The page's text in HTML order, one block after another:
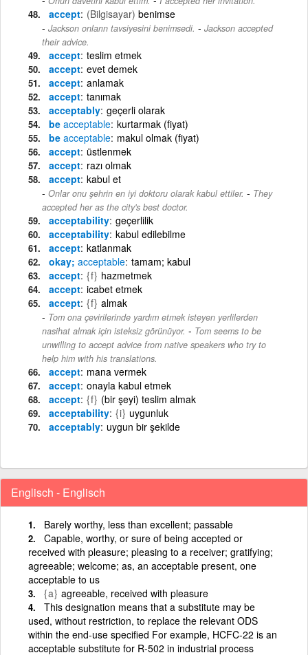
accept (Bilgisayar) benimse
Jackson onların tavsiyesini benimsedi. - Jackson accepted
their advice.
accept teslim etmek
accept evet demek
accept anlamak
accept tanımak
acceptably geçerli olarak
be acceptable kurtarmak (fiyat)
be acceptable makul olmak (fiyat)
accept üstlenmek
accept razı olmak
accept kabul et
Onlar onu şehrin en iyi doktoru olarak kabul ettiler. - They
accepted her as the city's best doctor.
acceptability geçerlilik
acceptability kabul edilebilme
accept katlanmak
okay; acceptable tamam; kabul
accept {f} hazmetmek
accept icabet etmek
accept {f} almak
Tom ona çevirilerinde yardım etmek isteyen yerlilerden
nasihat almak için isteksiz görünüyor. - Tom seems to be
unwilling to accept advice from native speakers who try to
help him with his translations.
accept mana vermek
accept onayla kabul etmek
accept {f} (bir şeyi) teslim almak
acceptability {i} uygunluk
acceptably uygun bir şekilde
Englisch - Englisch
Barely worthy, less than excellent; passable
Capable, worthy, or sure of being accepted or
received with pleasure; pleasing to a receiver; gratifying;
agreeable; welcome; as, an acceptable present, one
acceptable to us
{a} agreeable, received with pleasure
This designation means that a substitute may be
used, without restriction, to replace the relevant ODS
within the end-use specified For example, HCFC-22 is an
acceptable substitute for R-502 in industrial process